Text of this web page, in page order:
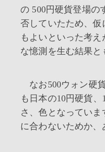
の 500円硬貨登場の
否していたため、
もよいといった考
な憶測を生む結果と
なお500ウォン硬
も日本の10円硬貨
さ、色となってい
に合わないためか